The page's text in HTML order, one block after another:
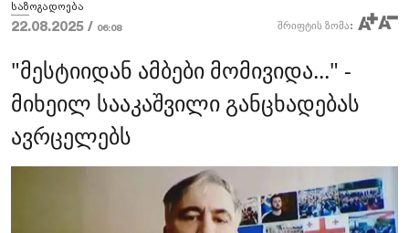
საზოგადოება
22.08.2025 / 06:08 შრიფტის ზომა:
"მესტიიდან ამბები მომივიდა..." -
მიხეილ სააკაშვილი განცხადებას
ავრცელებს